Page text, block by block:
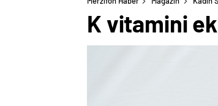
K vitamini